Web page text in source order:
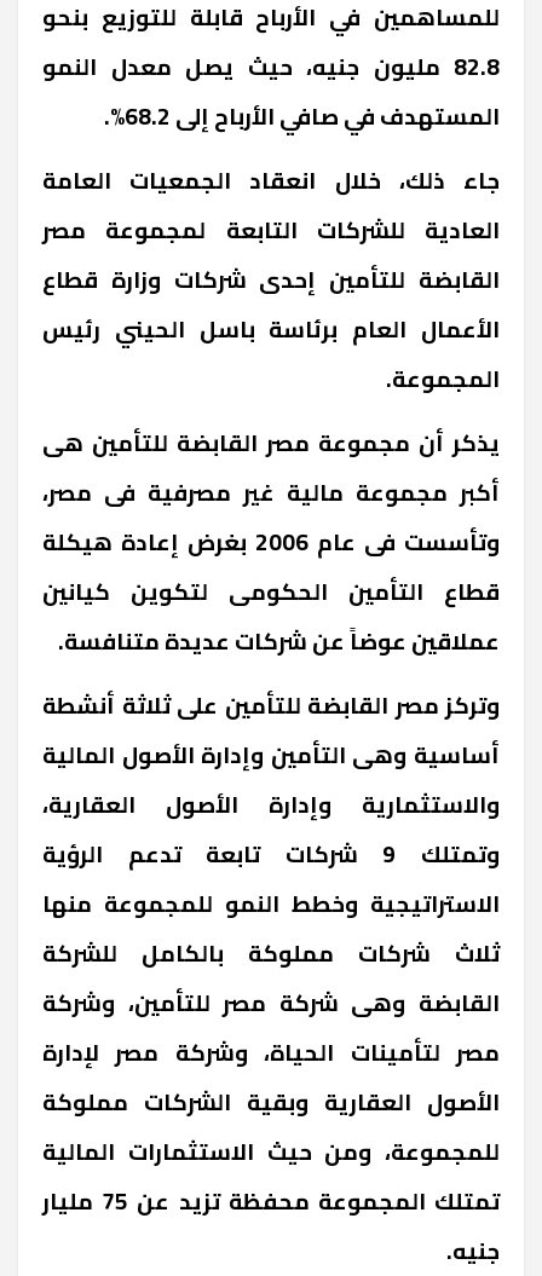
للمساهمين في الأرباح قابلة للتوزيع بنحو
82.8 مليون جنيه، حيث يصل معدل النمو
المستهدف في صافي الأرباح إلى 68.2%.
جاء ذلك، خلال انعقاد الجمعيات العامة
العادية للشركات التابعة لمجموعة مصر
القابضة للتأمين إحدى شركات وزارة قطاع
الأعمال العام برئاسة باسل الحيني رئيس
المجموعة.
يذكر أن مجموعة مصر القابضة للتأمين هى
أكبر مجموعة مالية غير مصرفية فى مصر،
وتأسست فى عام 2006 بغرض إعادة هيكلة
قطاع التأمين الحكومى لتكوين كيانين
عملاقين عوضاً عن شركات عديدة متنافسة.
وتركز مصر القابضة للتأمين على ثلاثة أنشطة
أساسية وهى التأمين وإدارة الأصول المالية
والاستثمارية وإدارة الأصول العقارية،
وتمتلك 9 شركات تابعة تدعم الرؤية
الاستراتيجية وخطط النمو للمجموعة منها
ثلاث شركات مملوكة بالكامل للشركة
القابضة وهى شركة مصر للتأمين، وشركة
مصر لتأمينات الحياة، وشركة مصر لإدارة
الأصول العقارية وبقية الشركات مملوكة
للمجموعة، ومن حيث الاستثمارات المالية
تمتلك المجموعة محفظة تزيد عن 75 مليار
جنيه.